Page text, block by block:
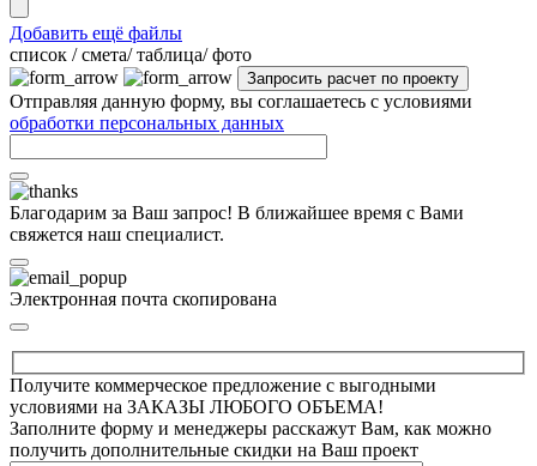
Добавить ещё файлы
cписок / смета/ таблица/ фото
Отправляя данную форму, вы соглашаетесь с условиями
обработки персональных данных
Благодарим за Ваш запрос! В ближайшее время с Вами
свяжется наш специалист.
Электронная почта скопирована
Получите коммерческое предложение с выгодными
условиями на ЗАКАЗЫ ЛЮБОГО ОБЪЕМА!
Заполните форму и менеджеры расскажут Вам, как можно
получить дополнительные скидки на Ваш проект